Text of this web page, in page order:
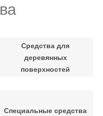
Средства для
деревянных
поверхностей
Специальные средства